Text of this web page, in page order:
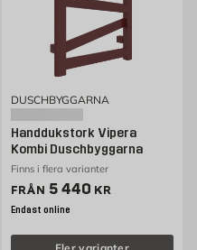
DUSCHBYGGARNA
Handdukstork Vipera
Kombi Duschbyggarna
Finns i flera varianter
FRÅN Pris 5440 kr
5 440 KR
Endast online